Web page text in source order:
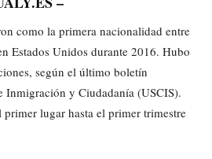
como la primera nacionalidad entre
Estados Unidos durante 2016. Hubo
según el último boletín
Inmigración y Ciudadanía (USCIS).
lugar hasta el primer trimestre